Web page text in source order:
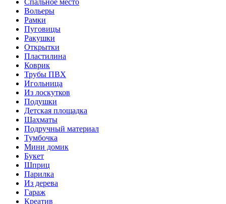
Спальное место
Вольеры
Рамки
Пуговицы
Ракушки
Открытки
Пластилина
Коврик
Трубы ПВХ
Игольница
Из лоскутков
Подушки
Детская площадка
Шахматы
Подручный материал
Тумбочка
Мини домик
Букет
Шприц
Парилка
Из дерева
Гараж
Креатив